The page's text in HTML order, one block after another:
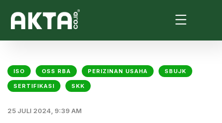
ISO OSS RBA PERIZINAN USAHA SBUJK
SERTIFIKASI SKK
25 JULI 2024, 9:39 AM